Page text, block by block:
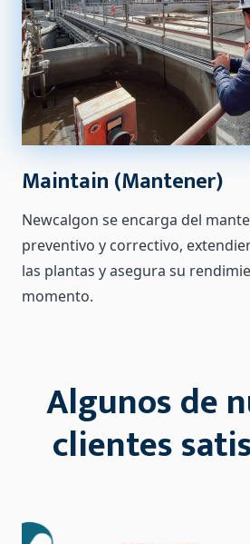
Maintain (Mantener)
Newcalgon se encarga del
preventivo y correctivo,
las plantas y asegura su
momento.
Algunos de
clientes